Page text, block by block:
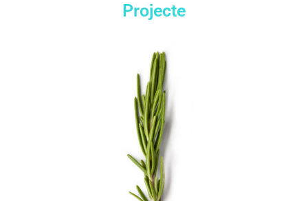
Projecte